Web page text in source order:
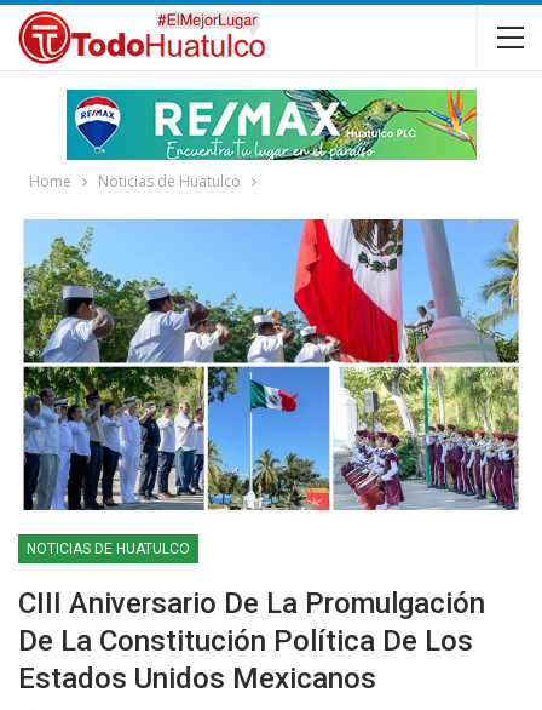
Home Noticias de Huatulco
NOTICIAS DE HUATULCO
CIII Aniversario De La Promulgación
De La Constitución Política De Los
Estados Unidos Mexicanos